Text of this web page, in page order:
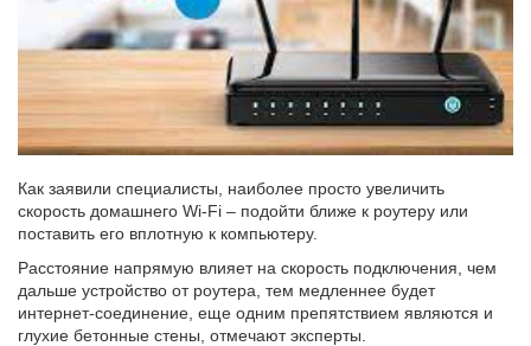
Как заявили специалисты, наиболее просто увеличить
скорость домашнего Wi-Fi – подойти ближе к роутеру или
поставить его вплотную к компьютеру.
Расстояние напрямую влияет на скорость подключения, чем
дальше устройство от роутера, тем медленнее будет
интернет-соединение, еще одним препятствием являются и
глухие бетонные стены, отмечают эксперты.